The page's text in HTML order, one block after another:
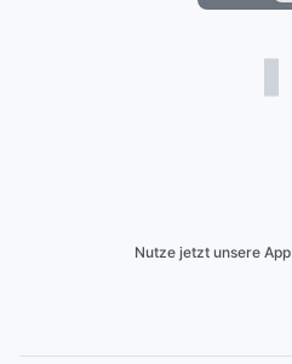
Nutze jetzt unsere App